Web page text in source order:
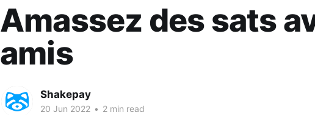
Amassez des sats
amis
Shakepay
20 Jun 2022 • 2 min read